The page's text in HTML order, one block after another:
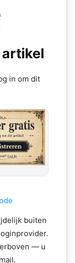
in om dit
buiten
— u